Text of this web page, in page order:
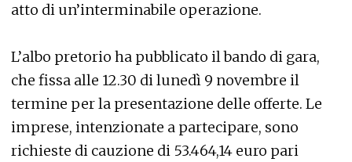
atto di un’interminabile operazione.
L’albo pretorio ha pubblicato il bando di gara,
che fissa alle 12.30 di lunedì 9 novembre il
termine per la presentazione delle offerte. Le
imprese, intenzionate a partecipare, sono
richieste di cauzione di 53.464,14 euro pari